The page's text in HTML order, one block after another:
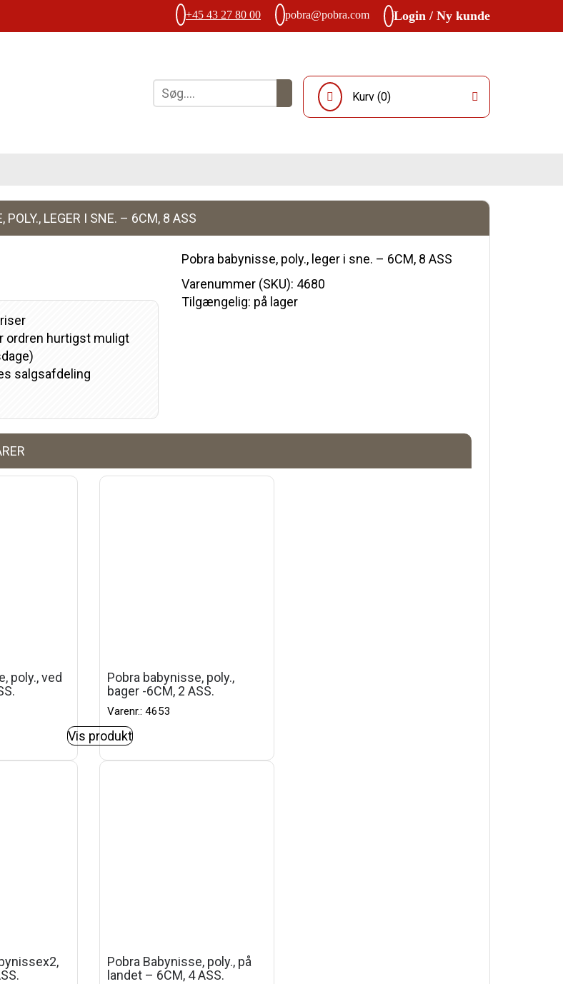
+45 43 27 80 00 pobra@pobra.com Login / Ny kunde
Kurv (0)
POLY., LEGER I SNE. – 6CM, 8 ASS
ordren hurtigst muligt
salgsafdeling
Pobra babynisse, poly., leger i sne. – 6CM, 8 ASS
Varenummer (SKU): 4680
Tilgængelig: på lager
poly., ved
Pobra babynisse, poly.,
bager -6CM, 2 ASS.
Varenr.: 4653
Vis produkt
Pobra Babynisse, poly., på
landet – 6CM, 4 ASS.